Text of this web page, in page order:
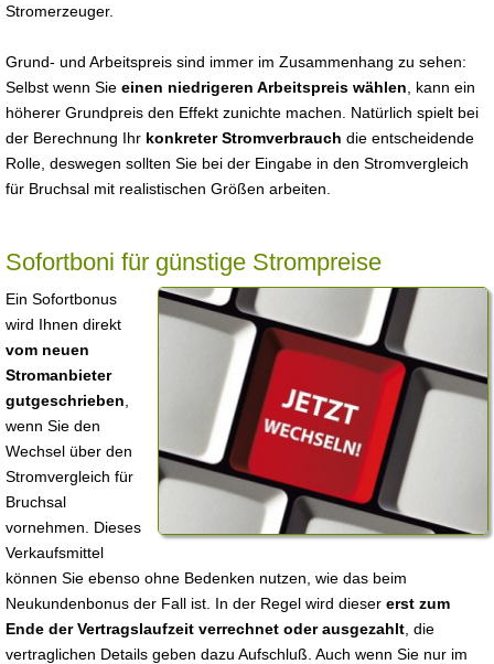
Stromerzeuger.
Grund- und Arbeitspreis sind immer im Zusammenhang zu sehen:
Selbst wenn Sie einen niedrigeren Arbeitspreis wählen , kann ein
höherer Grundpreis den Effekt zunichte machen. Natürlich spielt bei
der Berechnung Ihr konkreter Stromverbrauch die entscheidende
Rolle, deswegen sollten Sie bei der Eingabe in den Stromvergleich
für Bruchsal mit realistischen Größen arbeiten.
Sofortboni für günstige Strompreise
Ein Sofortbonus
wird Ihnen direkt
vom neuen
Stromanbieter
gutgeschrieben
wenn Sie den
Wechsel über den
Stromvergleich für
Bruchsal
vornehmen. Dieses
Verkaufsmittel
können Sie ebenso ohne Bedenken nutzen, wie das beim
Neukundenbonus der Fall ist. In der Regel wird dieser erst zum
Ende der Vertragslaufzeit verrechnet oder ausgezahlt , die
vertraglichen Details geben dazu Aufschluß. Auch wenn Sie nur im